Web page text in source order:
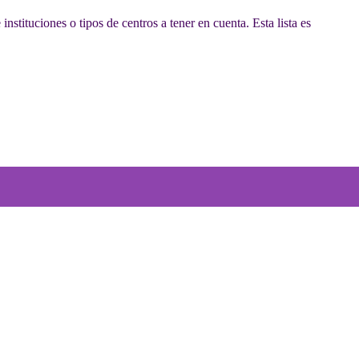
o tipos de centros a tener en cuenta. Esta lista es